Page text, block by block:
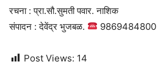
रचना : प्रा.सौ.सुमती पवार. नाशिक
संपादन : देवेंद्र भुजबळ.
9869484800
Post Views: 14